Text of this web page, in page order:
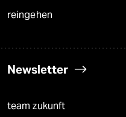
reingehen
Newsletter
team zukunft